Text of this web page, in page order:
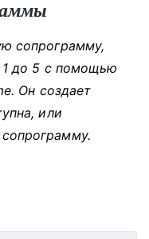
сопрограмму,
1 до 5 с помощью
Он создает
или